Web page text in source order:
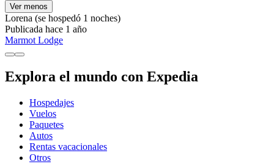
Ver menos
Lorena (se hospedó 1 noches)
Publicada hace 1 año
Marmot Lodge
Explora el mundo con Expedia
Hospedajes
Vuelos
Paquetes
Autos
Rentas vacacionales
Otros